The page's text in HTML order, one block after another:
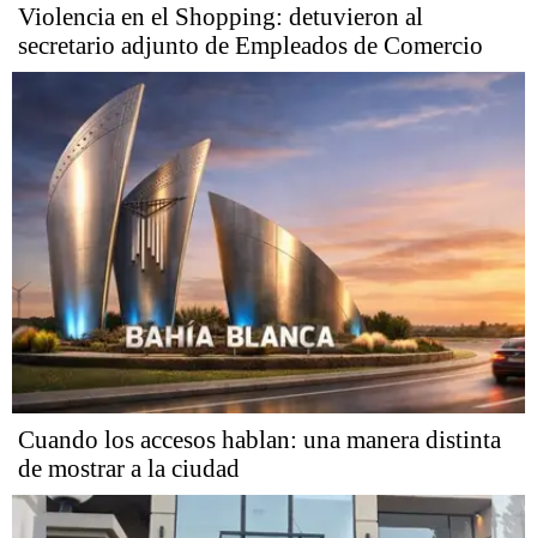
Violencia en el Shopping: detuvieron al
secretario adjunto de Empleados de Comercio
Cuando los accesos hablan: una manera distinta
de mostrar a la ciudad